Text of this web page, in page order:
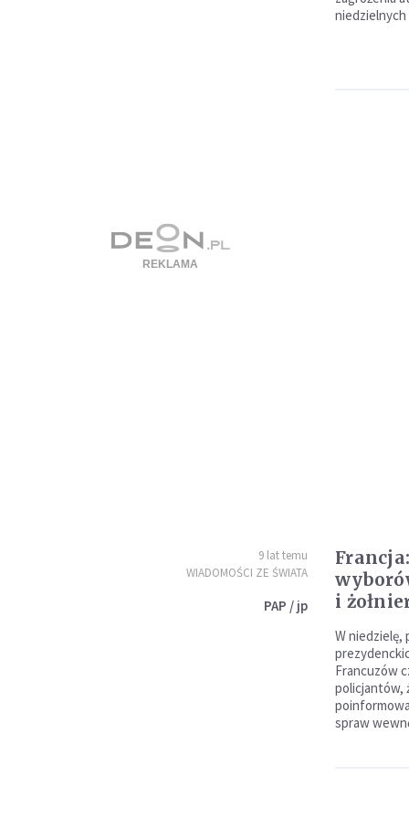
9 lat temu
WIADOMOŚCI ZE ŚWIATA
PAP / jp
i
W
Francuzów
policjantów,
spraw